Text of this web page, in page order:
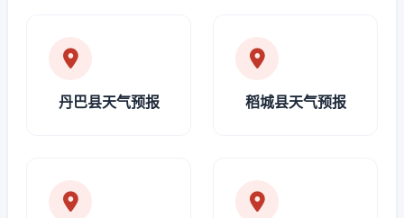
丹巴县天气预报 稻城县天气预报